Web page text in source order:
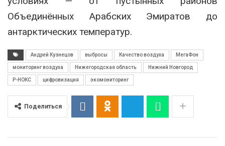
Объединённых Арабских Эмиратов до
антарктических температур.
Андрей Кузнецов выбросы Качество воздуха МегаФон
мониторинг воздуха Нижегородская область Нижний Новгород
Р-НОКС цифровизация экомониторинг
Поделиться